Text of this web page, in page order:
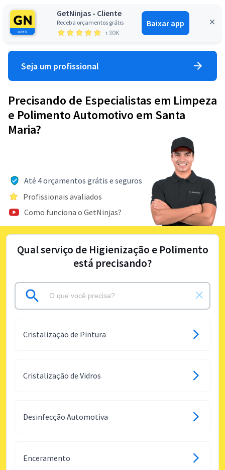
GetNinjas - Cliente
Receba orçamentos grátis
+30K
Baixar app
Entrar
Seja um profissional
Precisando de Especialistas em Limpeza
e Polimento Automotivo em Santa
Maria?
Até 4 orçamentos grátis e seguros
Profissionais avaliados
Como funciona o GetNinjas?
Qual serviço de Higienização e Polimento
está precisando?
Cristalização de Pintura
Cristalização de Vidros
Desinfecção Automotiva
Enceramento